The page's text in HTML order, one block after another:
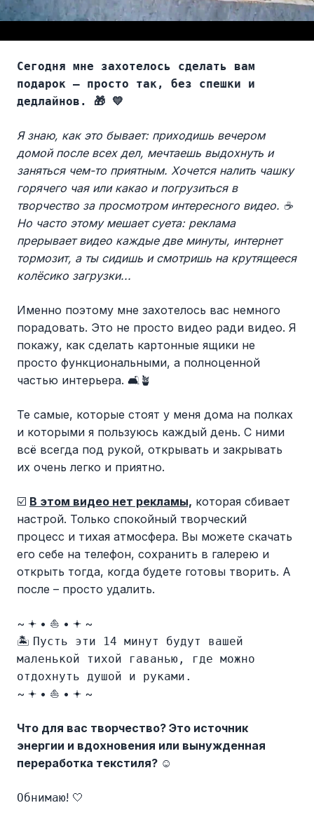
Сегодня мне захотелось сделать вам
подарок — просто так, без спешки и
дедлайнов. 🎁 💛
Я знаю, как это бывает: приходишь вечером
домой после всех дел, мечтаешь выдохнуть и
заняться чем-то приятным. Хочется налить чашку
горячего чая или какао и погрузиться в
творчество за просмотром интересного видео. ☕
Но часто этому мешает суета: реклама
прерывает видео каждые две минуты, интернет
тормозит, а ты сидишь и смотришь на крутящееся
колёсико загрузки...
Именно поэтому мне захотелось вас немного
порадовать. Это не просто видео ради видео. Я
покажу, как сделать картонные ящики не
просто функциональными, а полноценной
частью интерьера. 🛋️🪴
Те самые, которые стоят у меня дома на полках
и которыми я пользуюсь каждый день. С ними
всё всегда под рукой, открывать и закрывать
их очень легко и приятно.
☑️ В этом видео нет рекламы, которая сбивает
настрой. Только спокойный творческий
процесс и тихая атмосфера. Вы можете скачать
его себе на телефон, сохранить в галерею и
открыть тогда, когда будете готовы творить. А
после – просто удалить.
~ 𖥔 • ⛵ • 𖥔 ~
🏝️ Пусть эти 14 минут будут вашей
маленькой тихой гаванью, где можно
отдохнуть душой и руками.
~ 𖥔 • ⛵ • 𖥔 ~
Что для вас творчество? Это источник
энергии и вдохновения или вынужденная
переработка текстиля? ☺️
Обнимаю! 🤍